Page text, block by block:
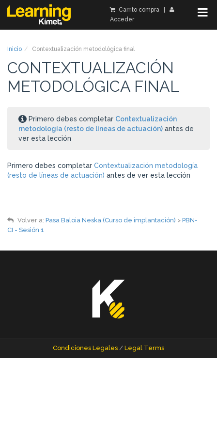
Carrito compra|
Acceder
Inicio Contextualización metodológica final
CONTEXTUALIZACIÓN
METODOLÓGICA FINAL
Primero debes completar Contextualización
metodología (resto de líneas de actuación)antes de
ver esta lección
Primero debes completar Contextualización metodología
(resto de líneas de actuación) antes de ver esta lección
Volver a:Pasa Baloia Neska (Curso de implantación) >PBN-
CI - Sesión 1
Condiciones Legales / Legal Terms